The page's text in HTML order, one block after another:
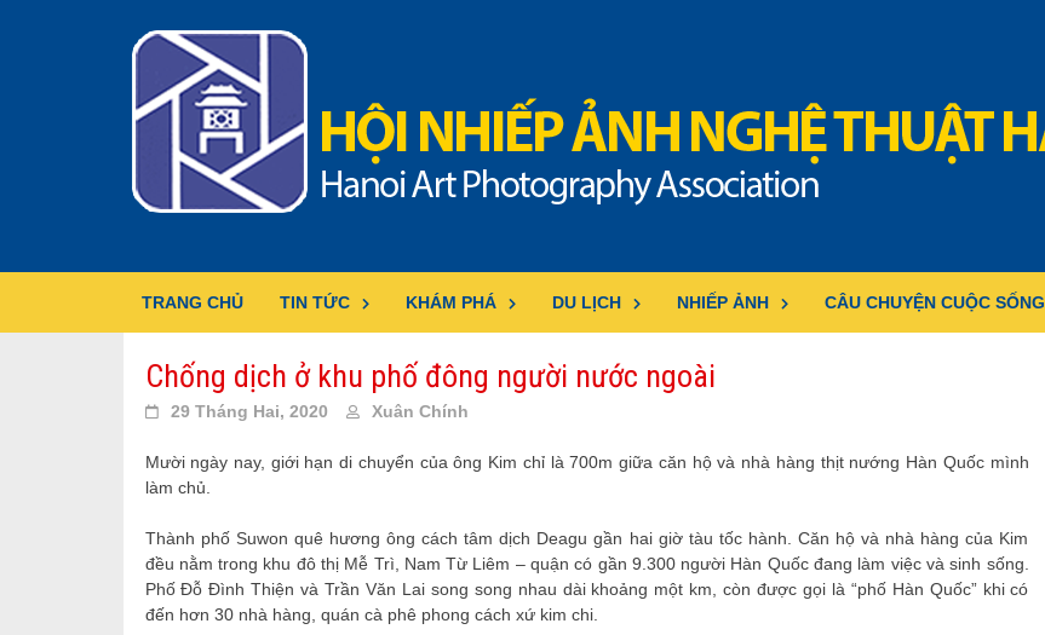
TRANG CHỦ TIN TỨC KHÁM PHÁ DU LỊCH NHIẾP ẢNH CÂU CHUYỆN CUỘC SỐNG
Chống dịch ở khu phố đông người nước ngoài
29 Tháng Hai, 2020 Xuân Chính
Mười ngày nay, giới hạn di chuyển của ông Kim chỉ là 700m giữa căn hộ và nhà hàng thịt nướng Hàn Quốc mình
làm chủ.
Thành phố Suwon quê hương ông cách tâm dịch Deagu gần hai giờ tàu tốc hành. Căn hộ và nhà hàng của Kim
đều nằm trong khu đô thị Mễ Trì, Nam Từ Liêm – quận có gần 9.300 người Hàn Quốc đang làm việc và sinh sống.
Phố Đỗ Đình Thiện và Trần Văn Lai song song nhau dài khoảng một km, còn được gọi là “phố Hàn Quốc” khi có
đến hơn 30 nhà hàng, quán cà phê phong cách xứ kim chi.